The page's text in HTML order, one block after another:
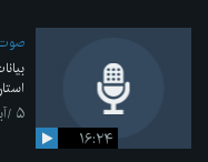
۱۶:۲۴
۵ /آبان/ ۱۴۰۰